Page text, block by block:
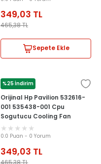
349,03 TL
465,38TL
Sepete Ekle
%25 İndirim
HP
Orijinal Hp Pavilion 532616-
001 535438-001 Cpu
Sogutucu Cooling Fan
0.0 Puan - 0 Yorum
349,03 TL